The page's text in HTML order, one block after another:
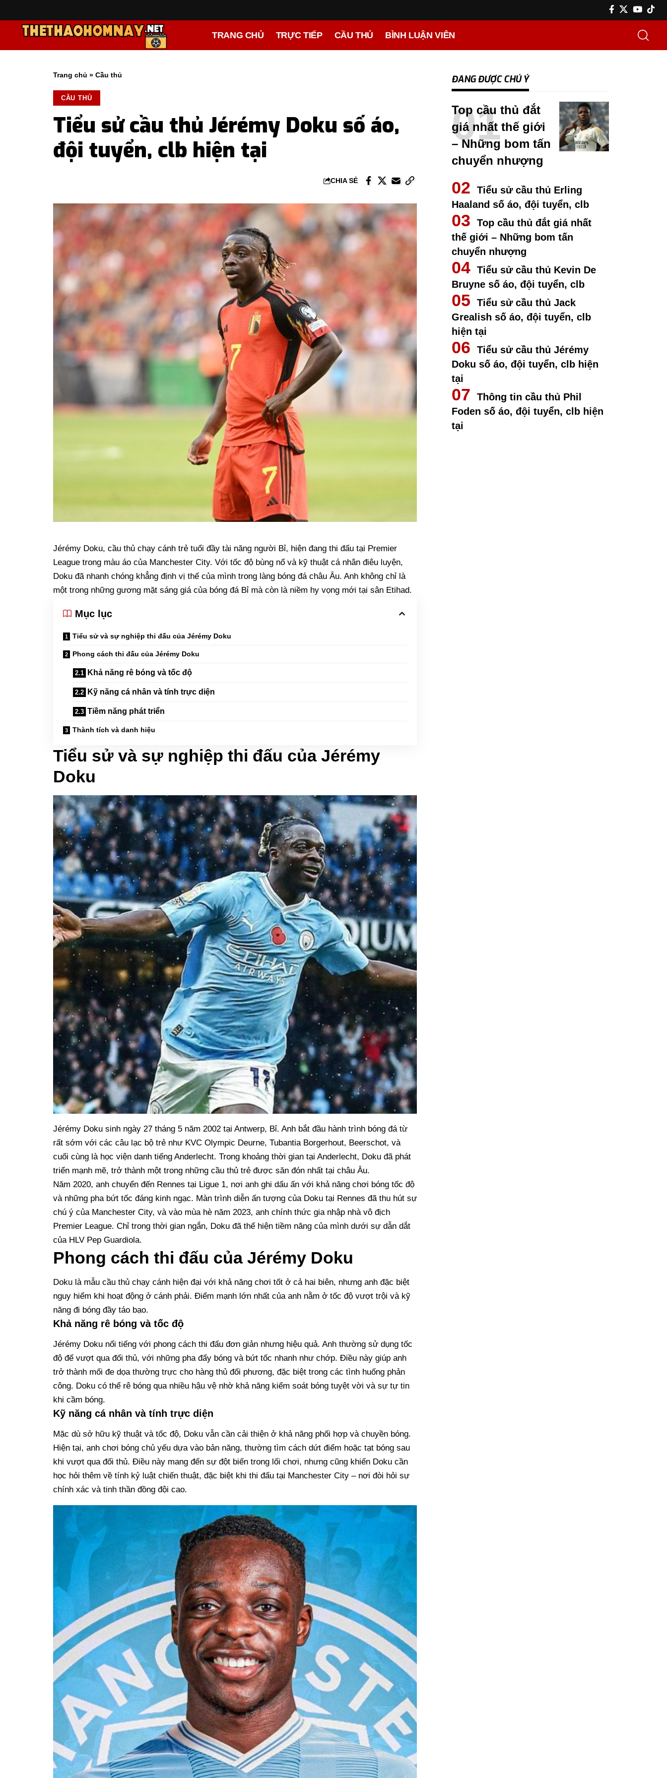
TRANG CHỦ TRỰC TIẾP CẦU THỦ BÌNH LUẬN VIÊN
Trang chủ » Cầu thủ
CẦU THỦ
Tiểu sử cầu thủ Jérémy Doku số áo,
đội tuyển, clb hiện tại
CHIA SẺ
Jérémy Doku, cầu thủ chạy cánh trẻ tuổi đầy tài năng người Bỉ, hiện đang thi đấu tại Premier
League trong màu áo của Manchester City. Với tốc độ bùng nổ và kỹ thuật cá nhân điêu luyện,
Doku đã nhanh chóng khẳng định vị thế của mình trong làng bóng đá châu Âu. Anh không chỉ là
một trong những gương mặt sáng giá của bóng đá Bỉ mà còn là niềm hy vọng mới tại sân Etihad.
Mục lục
Tiểu sử và sự nghiệp thi đấu của Jérémy Doku
Phong cách thi đấu của Jérémy Doku
Khả năng rê bóng và tốc độ
Kỹ năng cá nhân và tính trực diện
Tiềm năng phát triển
Thành tích và danh hiệu
Tiểu sử và sự nghiệp thi đấu của Jérémy
Doku
Jérémy Doku sinh ngày 27 tháng 5 năm 2002 tại Antwerp, Bỉ. Anh bắt đầu hành trình bóng đá từ
rất sớm với các câu lạc bộ trẻ như KVC Olympic Deurne, Tubantia Borgerhout, Beerschot, và
cuối cùng là học viện danh tiếng Anderlecht. Trong khoảng thời gian tại Anderlecht, Doku đã phát
triển mạnh mẽ, trở thành một trong những cầu thủ trẻ được săn đón nhất tại châu Âu.
Năm 2020, anh chuyển đến Rennes tại Ligue 1, nơi anh ghi dấu ấn với khả năng chơi bóng tốc độ
và những pha bứt tốc đáng kinh ngạc. Màn trình diễn ấn tượng của Doku tại Rennes đã thu hút sự
chú ý của Manchester City, và vào mùa hè năm 2023, anh chính thức gia nhập nhà vô địch
Premier League. Chỉ trong thời gian ngắn, Doku đã thể hiện tiềm năng của mình dưới sự dẫn dắt
của HLV Pep Guardiola.
Phong cách thi đấu của Jérémy Doku
Doku là mẫu cầu thủ chạy cánh hiện đại với khả năng chơi tốt ở cả hai biên, nhưng anh đặc biệt
nguy hiểm khi hoạt động ở cánh phải. Điểm mạnh lớn nhất của anh nằm ở tốc độ vượt trội và kỹ
năng đi bóng đầy táo bạo.
Khả năng rê bóng và tốc độ
Jérémy Doku nổi tiếng với phong cách thi đấu đơn giản nhưng hiệu quả. Anh thường sử dụng tốc
độ để vượt qua đối thủ, với những pha đẩy bóng và bứt tốc nhanh như chớp. Điều này giúp anh
trở thành mối đe dọa thường trực cho hàng thủ đối phương, đặc biệt trong các tình huống phản
công. Doku có thể rê bóng qua nhiều hậu vệ nhờ khả năng kiểm soát bóng tuyệt vời và sự tự tin
khi cầm bóng.
Kỹ năng cá nhân và tính trực diện
Mặc dù sở hữu kỹ thuật và tốc độ, Doku vẫn cần cải thiện ở khả năng phối hợp và chuyền bóng.
Hiện tại, anh chơi bóng chủ yếu dựa vào bản năng, thường tìm cách dứt điểm hoặc tạt bóng sau
khi vượt qua đối thủ. Điều này mang đến sự đột biến trong lối chơi, nhưng cũng khiến Doku cần
học hỏi thêm về tính kỷ luật chiến thuật, đặc biệt khi thi đấu tại Manchester City – nơi đòi hỏi sự
chính xác và tinh thần đồng đội cao.
ĐANG ĐƯỢC CHÚ Ý
Top cầu thủ đắt
giá nhất thế giới
– Những bom tấn
chuyển nhượng
Tiểu sử cầu thủ Erling
Haaland số áo, đội tuyển, clb
Top cầu thủ đắt giá nhất
thế giới – Những bom tấn
chuyển nhượng
Tiểu sử cầu thủ Kevin De
Bruyne số áo, đội tuyển, clb
Tiểu sử cầu thủ Jack
Grealish số áo, đội tuyển, clb
hiện tại
Tiểu sử cầu thủ Jérémy
Doku số áo, đội tuyển, clb hiện
tại
Thông tin cầu thủ Phil
Foden số áo, đội tuyển, clb hiện
tại